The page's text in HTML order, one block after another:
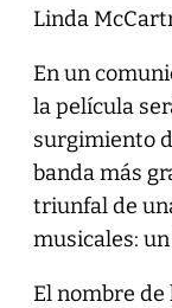
Linda
En un
la película
surgimiento
banda más
triunfal de
musicales:
El nombre de